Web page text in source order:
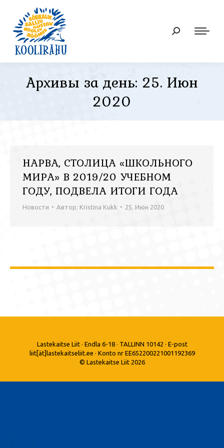
Поиск:
Архивы за день: 25. Июн
2020
НАРВА, СТОЛИЦА «ШКОЛЬНОГО
МИРА» В 2019/20 УЧЕБНОМ
ГОДУ, ПОДВЕЛА ИТОГИ ГОДА
Новости Автор: Kristina Kukk 25. Июн 2020
Lastekaitse Liit · Endla 6-18 · TALLINN 10142 · E-post
liit[ät]lastekaitseliit.ee · Konto nr EE652200221001192369
© Lastekaitse Liit 2026